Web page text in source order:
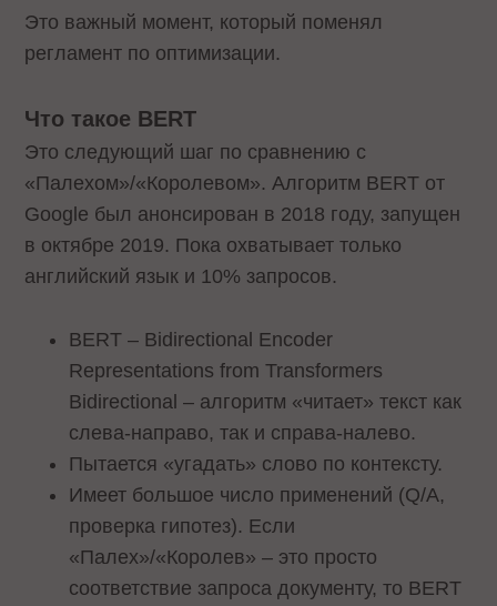
Это важный момент, который поменял
регламент по оптимизации.
Что такое BERT
Это следующий шаг по сравнению с
«Палехом»/«Королевом». Алгоритм BERT от
Google был анонсирован в 2018 году, запущен
в октябре 2019. Пока охватывает только
английский язык и 10% запросов.
BERT – Bidirectional Encoder
Representations from Transformers
Bidirectional – алгоритм «читает» текст как
слева-направо, так и справа-налево.
Пытается «угадать» слово по контексту.
Имеет большое число применений (Q/A,
проверка гипотез). Если
«Палех»/«Королев» – это просто
соответствие запроса документу, то BERT